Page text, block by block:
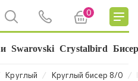
0
Swarovski Crystalbird
Круглый ⁄ Круглый бисер 8/0 ⁄